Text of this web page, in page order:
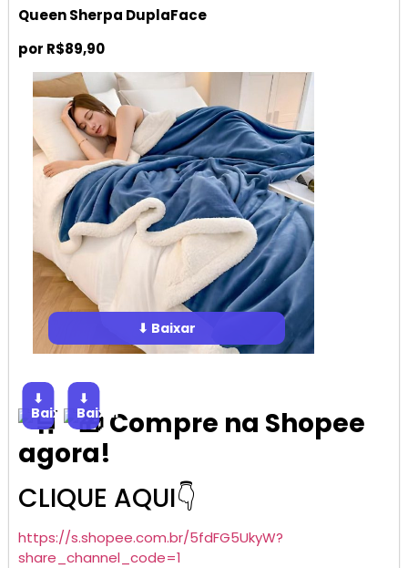
Queen Sherpa DuplaFace
por R$89,90
⬇ Baixar
⬇
Baixar
⬇
BaixarCompre na Shopee
agora!
CLIQUE AQUI👇
https://s.shopee.com.br/5fdFG5UkyW?
share_channel_code=1